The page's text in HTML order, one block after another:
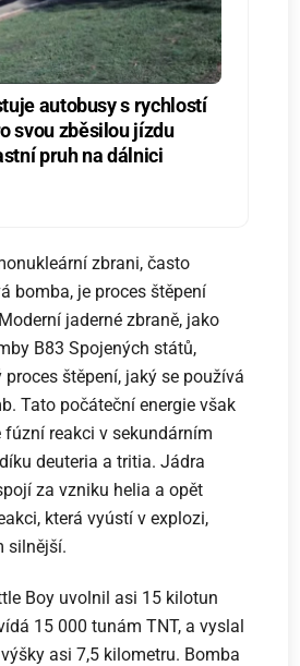
autobusy s rychlostí
svou zběsilou jízdu
pruh na dálnici
zbrani, často
bomba, je proces štěpení
jaderné zbraně, jako
B83 Spojených států,
štěpení, jaký se používá
Tato počáteční energie však
fúzní reakci v sekundárním
deuteria a tritia. Jádra
za vzniku helia a opět
která vyústí v explozi,
silnější.
Boy uvolnil asi 15 kilotun
15 000 tunám TNT, a vyslal
asi 7,5 kilometru. Bomba